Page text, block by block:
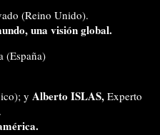
(Reino Unido).
una visión global.
(España)
y Alberto ISLAS, Experto